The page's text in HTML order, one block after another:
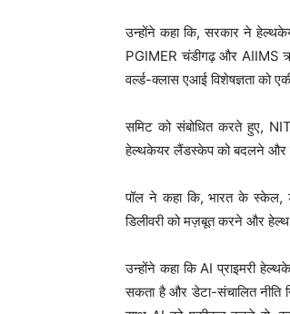
उन्होंने कहा कि, सरकार ने
PGIMER चंडीगढ़ और AIIMS
वर्ल्ड-क्लास एआई विशेषज्ञता को
समिट को संबोधित करते हुए,
हेल्थकेयर लैंडस्केप को बदलने और
पॉल ने कहा कि, भारत के स्केल,
डिलीवरी को मज़बूत करने और
उन्होंने कहा कि AI प्राइमरी
सकता है और डेटा-संचालित नीति